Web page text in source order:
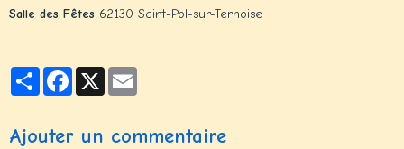
Salle des Fêtes 62130 Saint-Pol-sur-Ternoise
PartagerFacebook
X
Ajouter un commentaire